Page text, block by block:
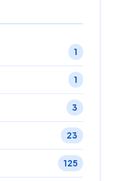
1
1
3
23
125